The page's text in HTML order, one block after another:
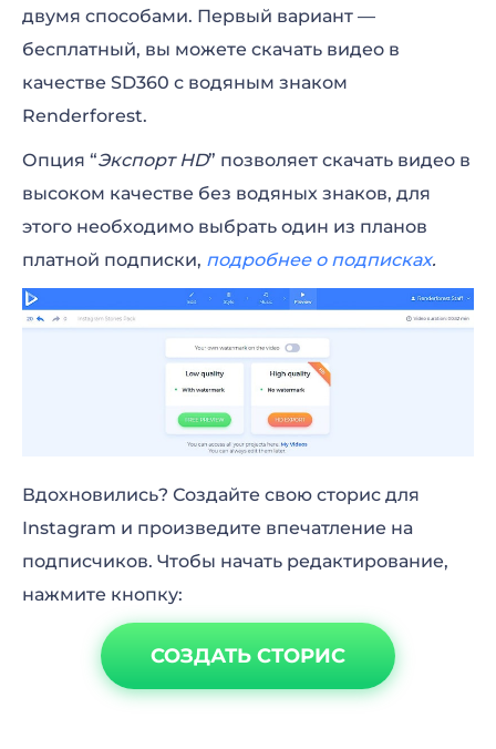
двумя способами. Первый вариант —
бесплатный, вы можете скачать видео в
качестве SD360 с водяным знаком
Renderforest.
Опция “Экспорт HD” позволяет скачать видео в
высоком качестве без водяных знаков, для
этого необходимо выбрать один из планов
платной подписки, подробнее о подписках.
Вдохновились? Создайте свою сторис для
Instagram и произведите впечатление на
подписчиков. Чтобы начать редактирование,
нажмите кнопку:
СОЗДАТЬ СТОРИС